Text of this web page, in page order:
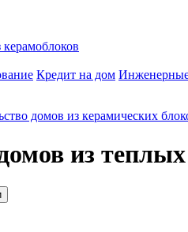
Кредит на дом
домов из керамических
из